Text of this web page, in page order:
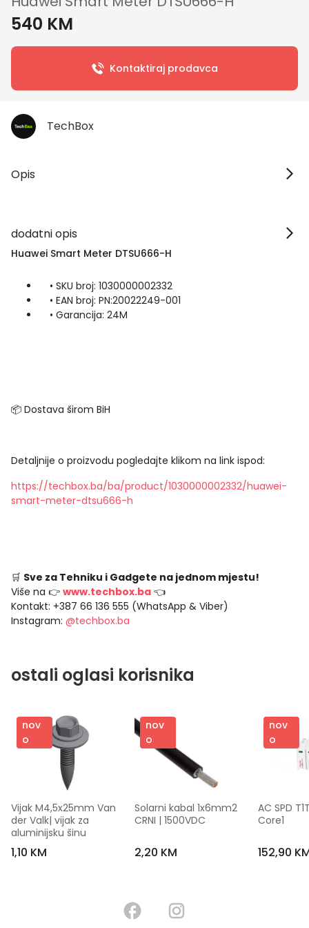
540 KM
Kontaktiraj prodavca
TechBox
Opis
dodatni opis
Huawei Smart Meter DTSU666-H
• SKU broj: 1030000002332
• EAN broj: PN:20022249-001
• Garancija: 24M
📦 Dostava širom BiH
Detaljnije o proizvodu pogledajte klikom na link ispod:
https://techbox.ba/ba/product/1030000002332/huawei-
smart-meter-dtsu666-h
🛒 Sve za Tehniku i Gadgete na jednom mjestu!
Više na 👉 www.techbox.ba 👈
Kontakt: +387 66 136 555 (WhatsApp & Viber)
Instagram: @techbox.ba
ostali oglasi korisnika
nov
o
Vijak M4,5x25mm Van
der Valk| vijak za
aluminijsku šinu
1,10 KM
nov
o
Solarni kabal 1x6mm2
CRNI | 1500VDC
2,20 KM
nov
o
AC SPD
Core1
152,90